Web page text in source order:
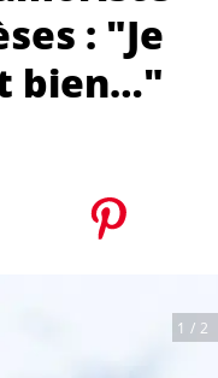
: "Je
bien…"
1 / 2